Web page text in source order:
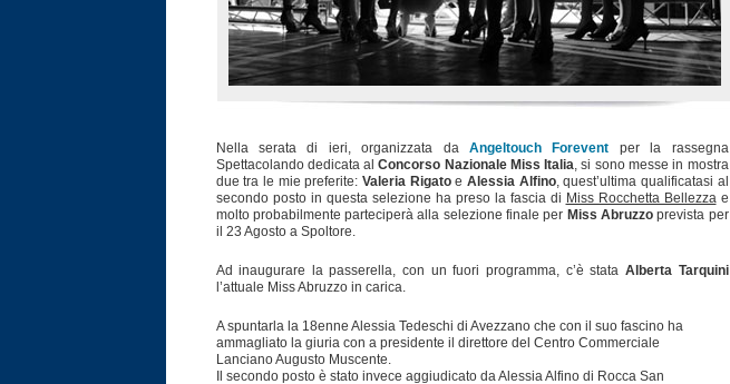
Nella serata di ieri, organizzata da Angeltouch Forevent per la rassegna
Spettacolando dedicata alConcorso Nazionale Miss Italia , si sono messe in mostra
due tra le mie preferite: Valeria Rigatoe Alessia Alfino, quest’ultima qualificatasi al
secondo posto in questa selezione ha preso la fascia di Miss Rocchetta Bellezza e
molto probabilmente parteciperà alla selezione finale per Miss Abruzzoprevista per
il 23 Agosto a Spoltore.
Ad inaugurare la passerella, con un fuori programma, c’è stata Alberta Tarquini
l’attuale Miss Abruzzo in carica.
A spuntarla la 18enne Alessia Tedeschi di Avezzano che con il suo fascino ha
ammagliato la giuria con a presidente il direttore del Centro Commerciale
Lanciano Augusto Muscente.
Il secondo posto è stato invece aggiudicato da Alessia Alfino di Rocca San